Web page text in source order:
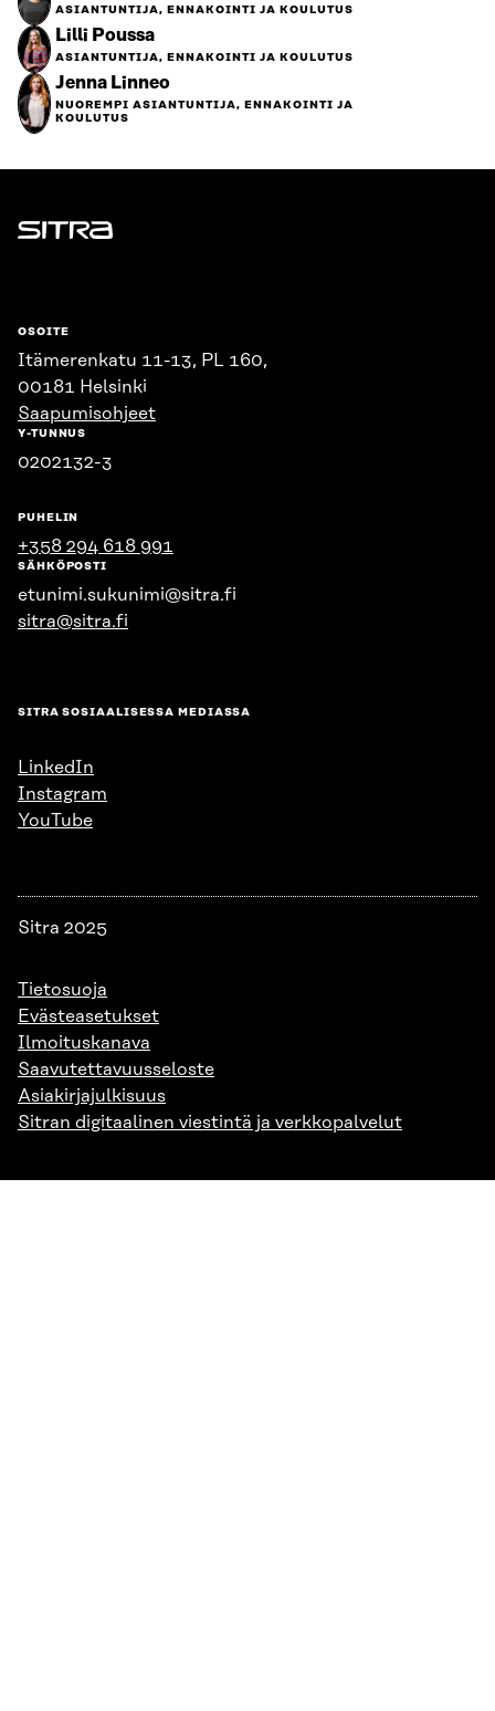
ASIANTUNTIJA, ENNAKOINTI JA KOULUTUS
Lilli Poussa
ASIANTUNTIJA, ENNAKOINTI JA KOULUTUS
Jenna Linneo
NUOREMPI ASIANTUNTIJA, ENNAKOINTI JA
KOULUTUS
Sitra
OSOITE
Itämerenkatu 11-13, PL 160,
00181 Helsinki
Saapumisohjeet
Y-TUNNUS
0202132-3
PUHELIN
+358 294 618 991
SÄHKÖPOSTI
etunimi.sukunimi@sitra.fi
sitra@sitra.fi
SITRA SOSIAALISESSA MEDIASSA
LinkedIn
Instagram
YouTube
Sitra 2025
Tietosuoja
Evästeasetukset
Ilmoituskanava
Saavutettavuusseloste
Asiakirjajulkisuus
Sitran digitaalinen viestintä ja verkkopalvelut